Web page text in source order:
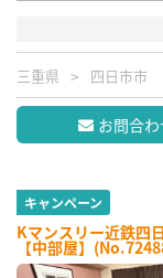
三重県 四日市市
お問合わ
キャンペーン
Kマンスリー近鉄四
【中部屋】